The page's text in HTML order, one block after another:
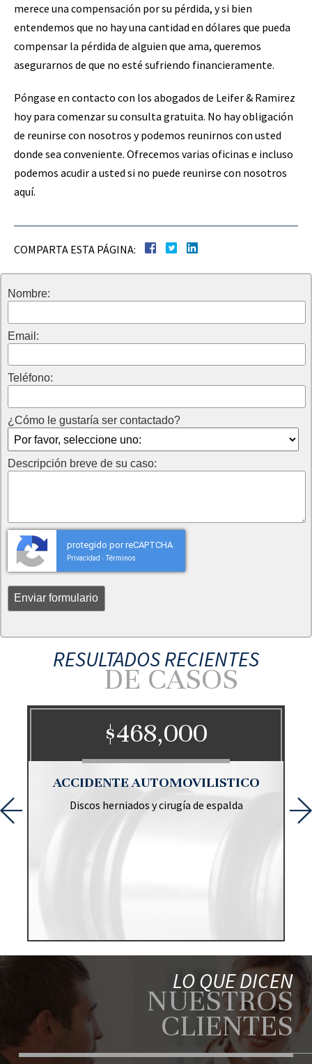
merece una compensación por su pérdida, y si bien
entendemos que no hay una cantidad en dólares que pueda
compensar la pérdida de alguien que ama, queremos
asegurarnos de que no esté sufriendo financieramente.
Póngase en contacto con los abogados de Leifer & Ramirez
hoy para comenzar su consulta gratuita. No hay obligación
de reunirse con nosotros y podemos reunirnos con usted
donde sea conveniente. Ofrecemos varias oficinas e incluso
podemos acudir a usted si no puede reunirse con nosotros
aquí.
COMPARTA ESTA PÁGINA:
Nombre:
Email:
Teléfono:
¿Cómo le gustaría ser contactado?
Descripción breve de su caso:
protegido por reCAPTCHA
Privacidad - Términos
RESULTADOS RECIENTES
DE CASOS
$468,000
ACCIDENTE AUTOMOVILISTICO
Discos herniados y cirugía de espalda
LO QUE DICEN
NUESTROS
CLIENTES